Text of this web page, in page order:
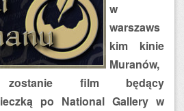
w
warszaws
kim kinie
Muranów,
zostanie film będący
po National Gallery w